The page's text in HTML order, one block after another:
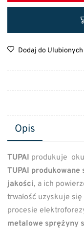
Dodaj do Ulubionych
Opis
TUPAI produkuje
TUPAI
jakości, a ich
trwałość uzyskuje
procesie
metalowe sprężyny